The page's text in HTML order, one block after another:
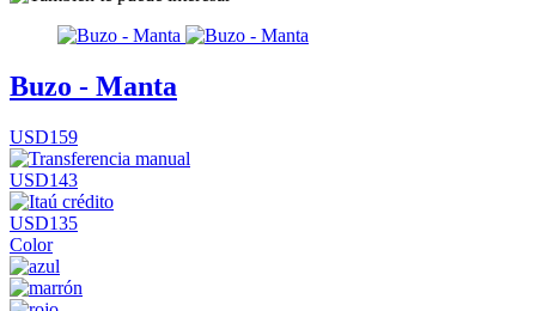
Buzo - Manta
USD159
USD143
USD135
Color